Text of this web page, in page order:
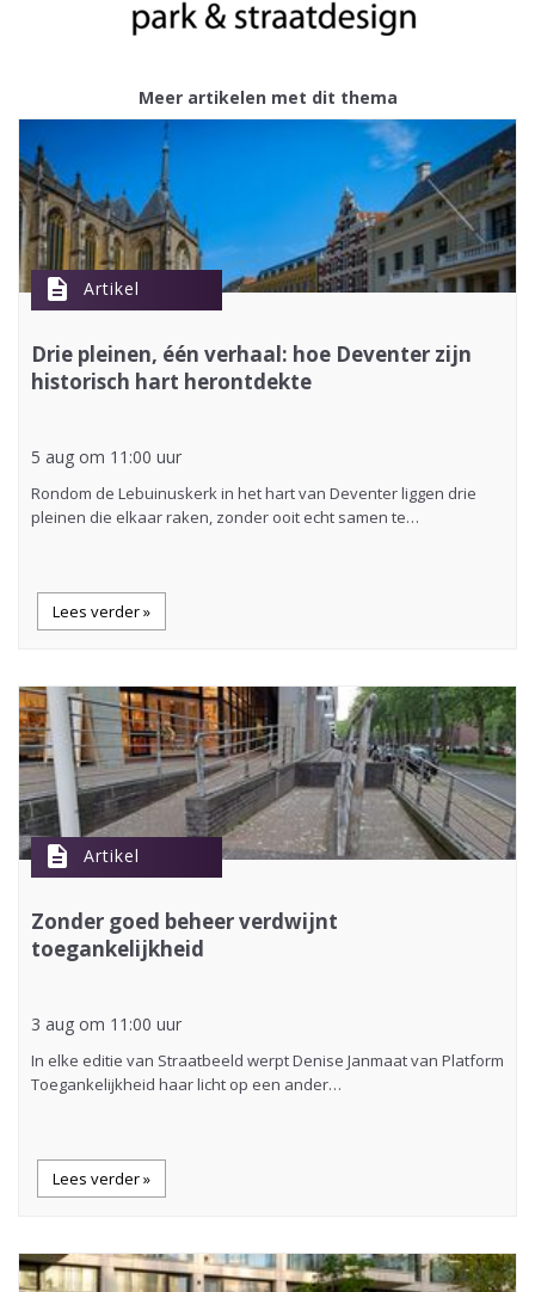
Meer artikelen met dit thema
description Artikel
Drie pleinen, één verhaal: hoe Deventer zijn
historisch hart herontdekte
5 aug om 11:00 uur
Rondom de Lebuinuskerk in het hart van Deventer liggen drie
pleinen die elkaar raken, zonder ooit echt samen te…
Lees verder »
description Artikel
Zonder goed beheer verdwijnt
toegankelijkheid
3 aug om 11:00 uur
In elke editie van Straatbeeld werpt Denise Janmaat van Platform
Toegankelijkheid haar licht op een ander…
Lees verder »